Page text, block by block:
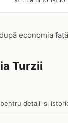
economia
Turzii
detalii si